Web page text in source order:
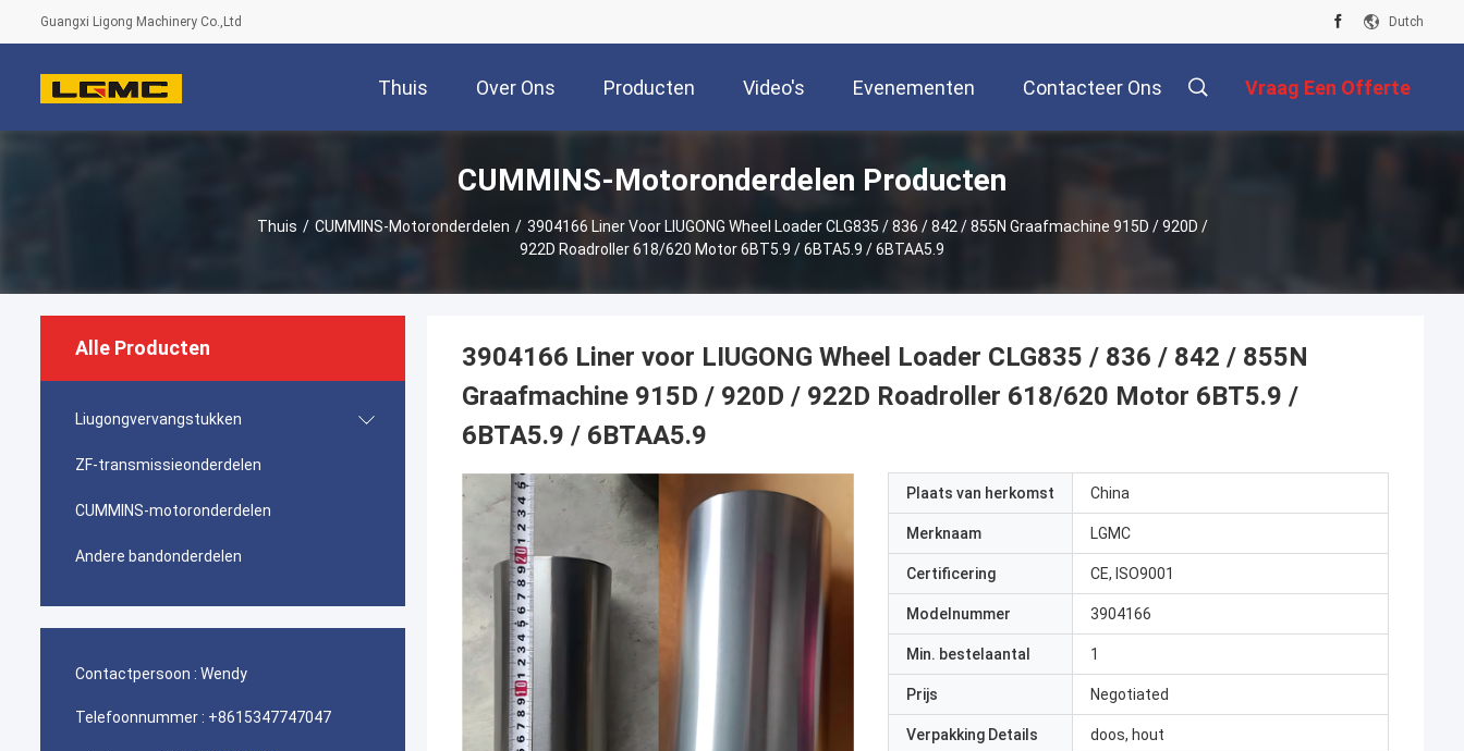
Guangxi Ligong Machinery Co.,Ltd Dutch
Thuis Over Ons Producten Video's Evenementen Contacteer Ons Vraag Een Offerte
CUMMINS-Motoronderdelen Producten
Thuis / CUMMINS-Motoronderdelen / 3904166 Liner Voor LIUGONG Wheel Loader CLG835 / 836 / 842 / 855N Graafmachine 915D / 920D /
922D Roadroller 618/620 Motor 6BT5.9 / 6BTA5.9 / 6BTAA5.9
Alle Producten
Liugongvervangstukken
ZF-transmissieonderdelen
CUMMINS-motoronderdelen
Andere bandonderdelen
Contactpersoon : Wendy
Telefoonnummer : +8615347747047
3904166 Liner voor LIUGONG Wheel Loader CLG835 / 836 / 842 / 855N
Graafmachine 915D / 920D / 922D Roadroller 618/620 Motor 6BT5.9 /
6BTA5.9 / 6BTAA5.9
Plaats van herkomst China
Merknaam LGMC
Certificering CE, ISO9001
Modelnummer 3904166
Min. bestelaantal 1
Prijs Negotiated
Verpakking Details doos, hout